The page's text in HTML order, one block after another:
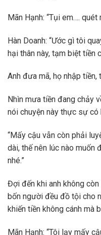
Mãn Hạnh: “Tụi em…. quét
Hàn Doanh: “Ước gì tôi
hại thân này, tạm biệt tiền
Anh đưa mã, họ nhập
Nhìn mưa tiền đang chảy
nói chuyện này thực sự
“Mấy cậu vẫn còn phải
dài, thế nên lúc nào
nhé.”
Đợi đến khi anh không
bốn người đều đồ tội cho
khiến tiền không cánh mà
Mãn Hạnh: “Tôi lạy mấy